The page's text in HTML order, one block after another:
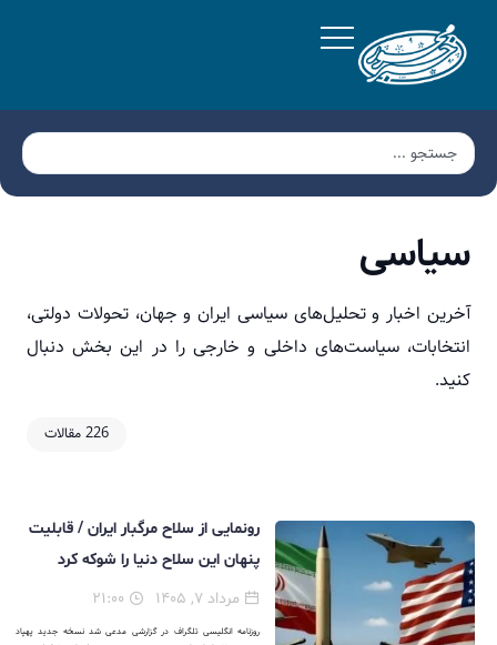
سیاسی
آخرین اخبار و تحلیل‌های سیاسی ایران و جهان، تحولات دولتی،
انتخابات، سیاست‌های داخلی و خارجی را در این بخش دنبال
کنید.
226 مقالات
رونمایی از سلاح مرگبار ایران / قابلیت
پنهان این سلاح دنیا را شوکه کرد
مرداد ۷, ۱۴۰۵
روزنامه انگلیسی تلگراف در گزارشی مدعی شد نسخه جدید پهپاد